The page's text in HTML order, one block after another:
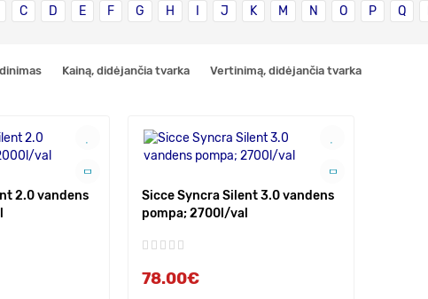
C D E F G H J K M N O P Q
Kainą, didėjančia tvarka
Vertinimą, didėjančia tvarka
2.0 vandens
Sicce Syncra Silent 3.0 vandens
pompa; 2700l/val
78.00€